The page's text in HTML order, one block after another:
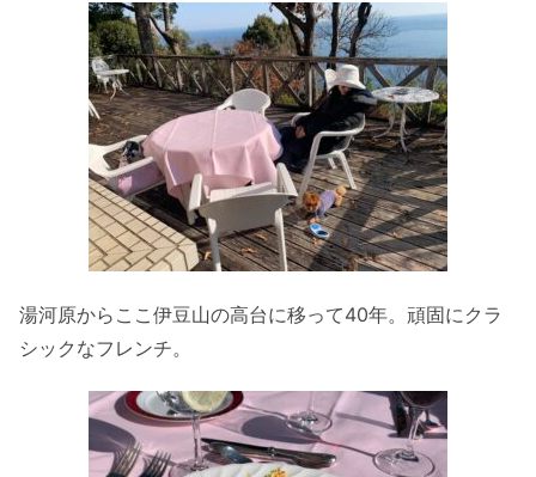
湯河原からここ伊豆山の高台に移って40年。頑固にクラ
シックなフレンチ。